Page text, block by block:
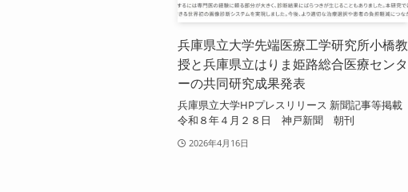
兵庫県立大学先端医療工学研究所小橋教
授と兵庫県立はりま姫路総合医療センタ
ーの共同研究成果発表
兵庫県立大学HPプレスリリース 新聞記事等掲載
令和８年４月２８日 神戸新聞 朝刊
2026年4月16日